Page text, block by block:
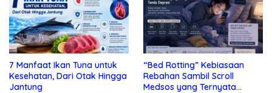
7 Manfaat Ikan Tuna untuk
Kesehatan, Dari Otak Hingga
Jantung
“Bed Rotting” Kebiasaan
Rebahan Sambil Scroll
Medsos yang Ternyata